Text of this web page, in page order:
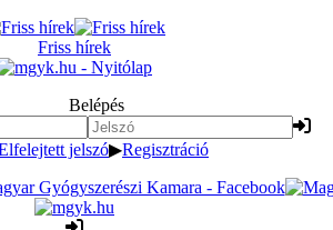
Friss hírek
Belépés
jelszó▶Regisztráció